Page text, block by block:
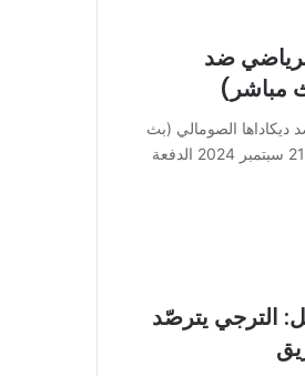
ضد
مباشر)
ديكاداها الصومالي (بث
مباشر)تُقام مساء اليوم السبت 21 سبتمبر 2024 الدفعة
الترجي يترصّد